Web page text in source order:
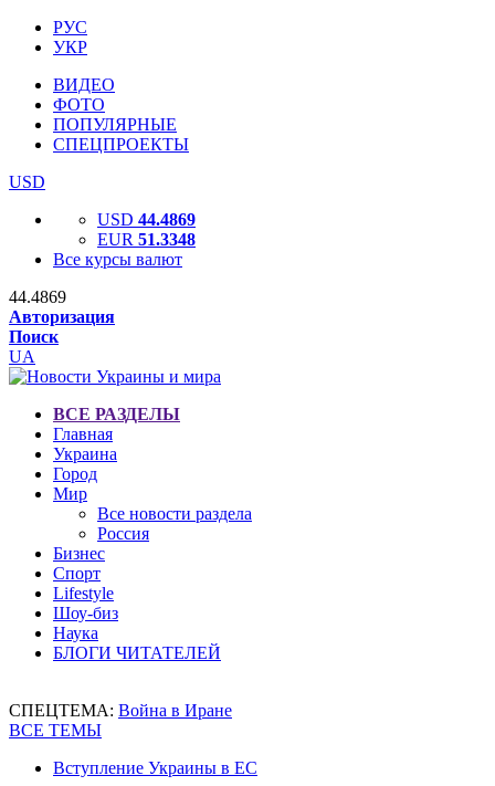
РУС
УКР
ВИДЕО
ФОТО
ПОПУЛЯРНЫЕ
СПЕЦПРОЕКТЫ
USD
USD 44.4869
EUR 51.3348
Все курсы валют
44.4869
Авторизация
Поиск
UA
ВСЕ РАЗДЕЛЫ
Главная
Украина
Город
Мир
Все новости раздела
Россия
Бизнес
Спорт
Lifestyle
Шоу-биз
Наука
БЛОГИ ЧИТАТЕЛЕЙ
СПЕЦТЕМА: Война в Иране
ВСЕ ТЕМЫ
Вступление Украины в ЕС